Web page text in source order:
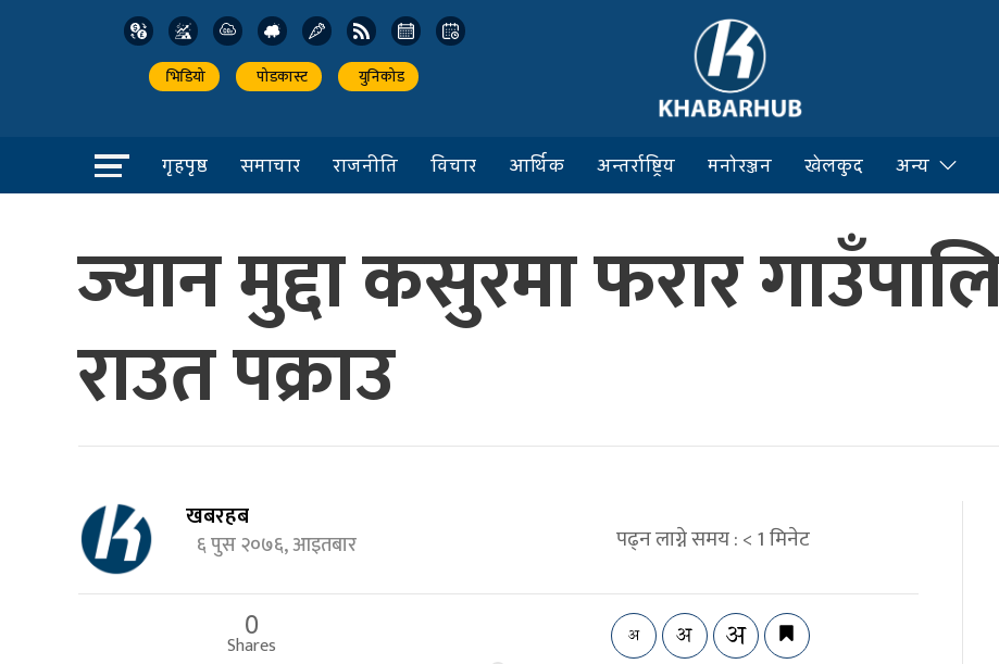
भिडियो पोडकास्ट युनिकोड
गृहपृष्ठ समाचार राजनीति विचार आर्थिक अन्तर्राष्ट्रिय मनोरञ्जन खेलकुद अन्य
ज्यान मुद्दा कसुरमा फरार
राउत पक्राउ
खबरहब
६ पुस २०७६, आइतबार पढ्न लाग्ने समय :< 1मिनेट
0
Shares